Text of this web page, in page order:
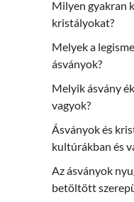
Milyen gyakran
kristályokat?
Melyek a
ásványok?
Melyik ásvány
vagyok?
Ásványok és
kultúrákban és
Az ásványok
betöltött